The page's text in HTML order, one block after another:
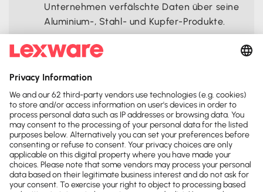
Unternehmen verfälschte Daten über seine
Aluminium-, Stahl- und Kupfer-Produkte.
Teile diese Seite:
    